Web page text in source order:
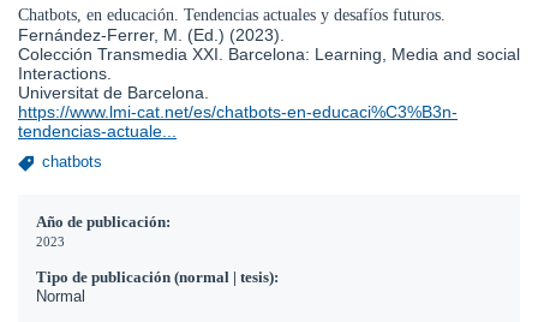
Chatbots, en educación. Tendencias actuales y desafíos futuros.
Fernández-Ferrer, M. (Ed.) (2023).
Colección Transmedia XXI. Barcelona: Learning, Media and social
Interactions.
Universitat de Barcelona.
https://www.lmi-cat.net/es/chatbots-en-educaci%C3%B3n-
tendencias-actuale...
chatbots
Año de publicación:
2023
Tipo de publicación (normal | tesis):
Normal